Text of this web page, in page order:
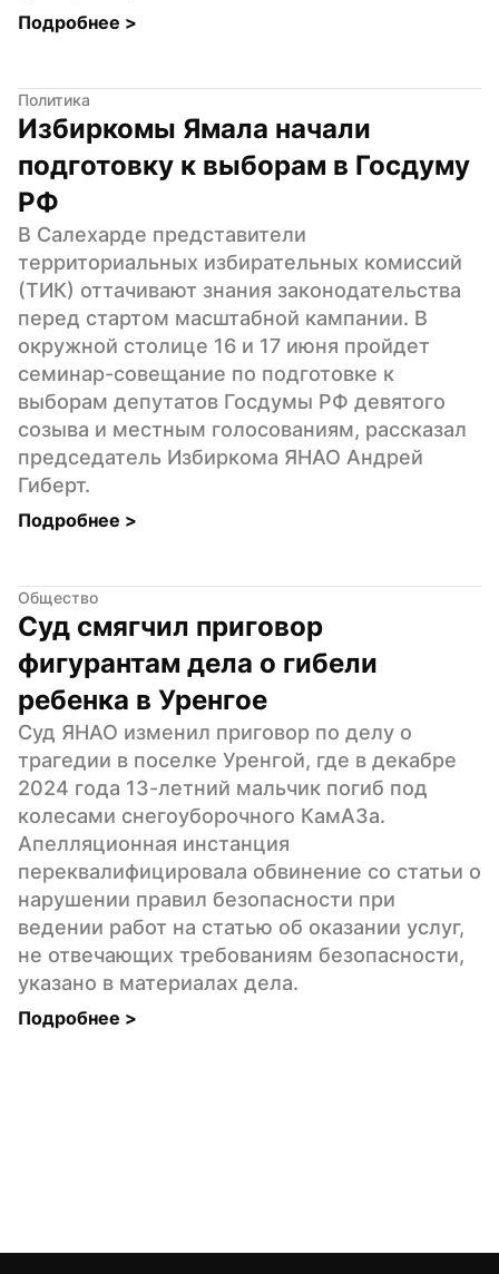
Подробнее >
Политика
Избиркомы Ямала начали
подготовку к выборам в Госдуму
РФ
В Салехарде представители
территориальных избирательных комиссий
(ТИК) оттачивают знания законодательства
перед стартом масштабной кампании. В
окружной столице 16 и 17 июня пройдет
семинар-совещание по подготовке к
выборам депутатов Госдумы РФ девятого
созыва и местным голосованиям, рассказал
председатель Избиркома ЯНАО Андрей
Гиберт.
Подробнее >
Общество
Суд смягчил приговор
фигурантам дела о гибели
ребенка в Уренгое
Суд ЯНАО изменил приговор по делу о
трагедии в поселке Уренгой, где в декабре
2024 года 13-летний мальчик погиб под
колесами снегоуборочного КамАЗа.
Апелляционная инстанция
переквалифицировала обвинение со статьи о
нарушении правил безопасности при
ведении работ на статью об оказании услуг,
не отвечающих требованиям безопасности,
указано в материалах дела.
Подробнее >